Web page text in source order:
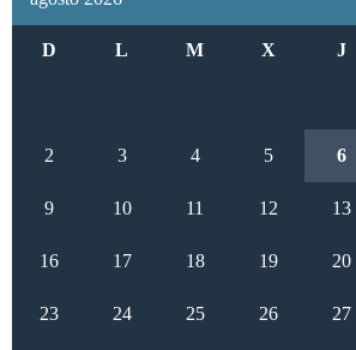
D L M X J
2 3 4 5 6
9 10 11 12 13
16 17 18 19 20
23 24 25 26 27